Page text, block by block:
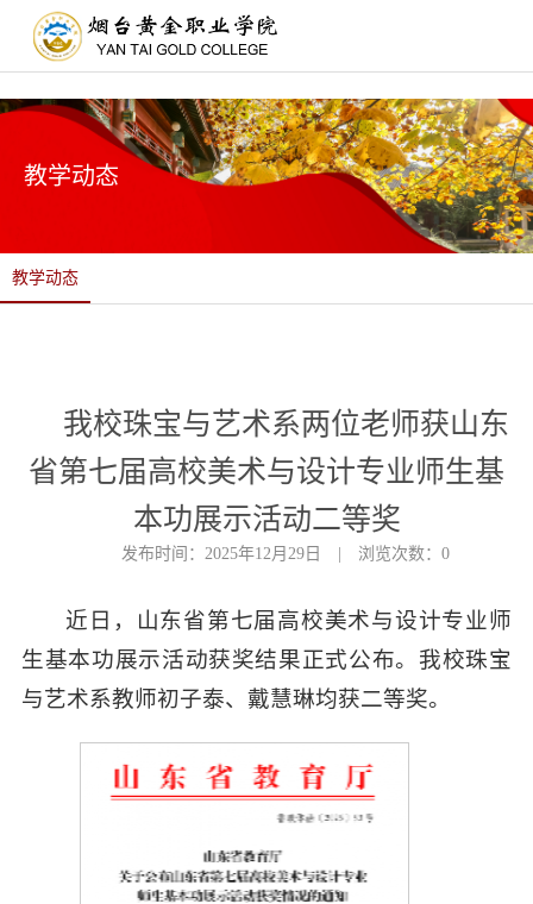
网络图书馆
教学动态
教学动态
我校珠宝与艺术系两位老师获山东
省第七届高校美术与设计专业师生基
本功展示活动二等奖
发布时间：2025年12月29日 浏览次数： 0
近日，山东省第七届高校美术与设计专业师
生基本功展示活动获奖结果正式公布。我校珠宝
与艺术系教师初子泰、戴慧琳均获二等奖。